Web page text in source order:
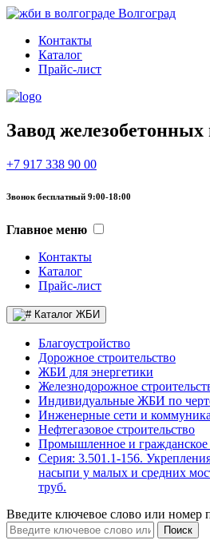
Волгоград
Контакты
Каталог
Прайс-лист
Завод железобетонных
+7 917 338 90 00
Звонок бесплатный 9:00-18:00
Главное меню
Контакты
Каталог
Прайс-лист
Каталог ЖБИ
Благоустройство
Дорожное строительство
ЖБИ для энергетики
Железнодорожное
Индивидуальные ЖБИ по
Инженерные сети и
Нефтегазовое строительство
Промышленное и гражданское
Серия: 3.501.1-156.
насыпи у малых и средних
труб.
Введите ключевое слово или номер